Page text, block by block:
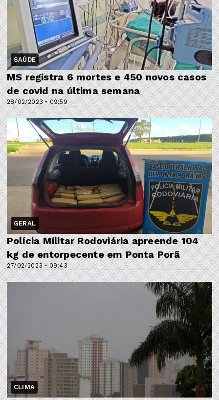
SAÚDE
28/02/2023 • 09:59
MS registra 6 mortes e 450 novos casos
de covid na última semana
GERAL
27/02/2023 • 09:43
Polícia Militar Rodoviária apreende 104
kg de entorpecente em Ponta Porã
CLIMA